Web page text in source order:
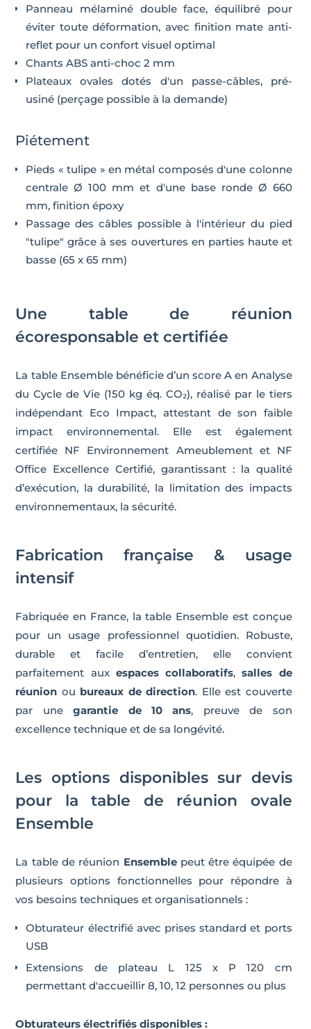
Panneau mélaminé double face, équilibré pour
éviter toute déformation, avec finition mate anti-
reflet pour un confort visuel optimal
Chants ABS anti-choc 2 mm
Plateaux ovales dotés d'un passe-câbles, pré-
usiné (perçage possible à la demande)
Piétement
Pieds « tulipe » en métal composés d'une colonne
centrale Ø 100 mm et d'une base ronde Ø 660
mm, finition époxy
Passage des câbles possible à l'intérieur du pied
"tulipe" grâce à ses ouvertures en parties haute et
basse (65 x 65 mm)
Une table de réunion
écoresponsable et certifiée
La table Ensemble bénéficie d’un score A en Analyse
du Cycle de Vie (150 kg éq. CO₂), réalisé par le tiers
indépendant Eco Impact, attestant de son faible
impact environnemental. Elle est également
certifiée NF Environnement Ameublement et NF
Office Excellence Certifié, garantissant : la qualité
d’exécution, la durabilité, la limitation des impacts
environnementaux, la sécurité.
Fabrication française & usage
intensif
Fabriquée en France, la table Ensemble est conçue
pour un usage professionnel quotidien. Robuste,
durable et facile d’entretien, elle convient
parfaitement aux espaces collaboratifs,salles de
réunion ou bureaux de direction. Elle est couverte
par unegarantie de 10 ans, preuve de son
excellence technique et de sa longévité.
Les options disponibles sur devis
pour la table de réunion ovale
Ensemble
La table de réunion Ensemblepeut être équipée de
plusieurs options fonctionnelles pour répondre à
vos besoins techniques et organisationnels :
Obturateur électrifié avec prises standard et ports
USB
Extensions de plateau L 125 x P 120 cm
permettant d'accueillir 8, 10, 12 personnes ou plus
Obturateurs électrifiés disponibles :